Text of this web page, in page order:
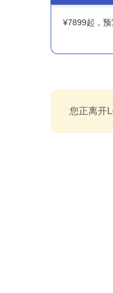
¥7899起，
您正离开